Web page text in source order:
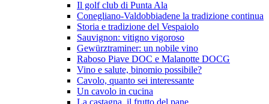
Il golf club di Punta Ala
Conegliano-Valdobbiadene la tradizione continua
Storia e tradizione del Vespaiolo
Sauvignon: vitigno vigoroso
Gewürztraminer: un nobile vino
Raboso Piave DOC e Malanotte DOCG
Vino e salute, binomio possibile?
Cavolo, quanto sei interessante
Un cavolo in cucina
La castagna, il frutto del pane